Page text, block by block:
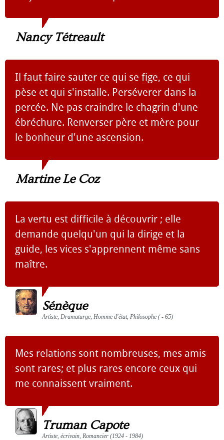
Nancy Tétreault
Il faut faire sauter ce qui se fige, ce qui
pèse et qui s'installe. Perséverer dans la
percée. Ne pas craindre le chagrin d'une
ébréchure. Renverser père et mère pour
le bonheur d'une ascension.
Martine Le Coz
La vertu est difficile à découvrir ; elle
demande quelqu'un qui la dirige et la
guide, les vices s'apprennent même sans
maître.
Sénèque
Artiste, Dramaturge, Homme d'état, Philosophe ( - 65)
Mes relations sont nombreuses, mes amis
sont rares; et plus rares encore ceux qui
me connaissent vraiment.
Truman Capote
Artiste, écrivain, Romancier (1924 - 1984)